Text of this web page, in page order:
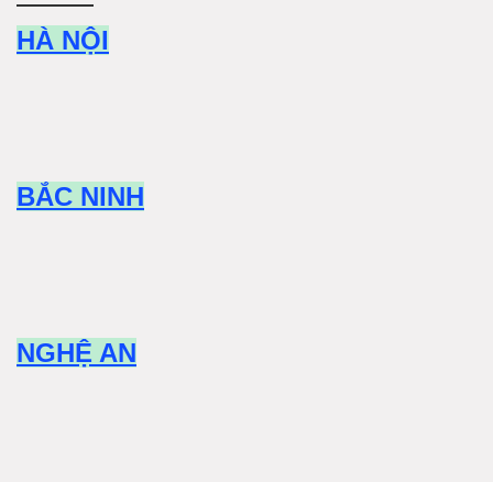
HÀ NỘI
BẮC NINH
NGHỆ AN